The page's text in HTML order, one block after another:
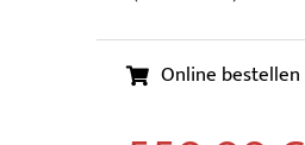
Online bestellen